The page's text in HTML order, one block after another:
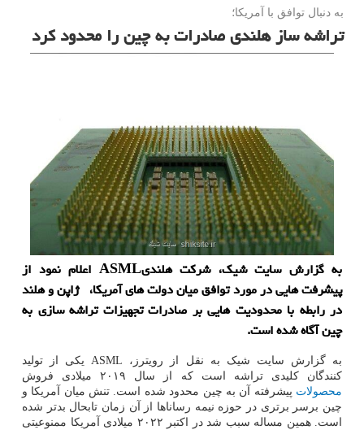
به دنبال توافق با آمریكا؛
تراشه ساز هلندی صادرات به چین را محدود کرد
به گزارش سایت شیک، شرکت هلندیASML اعلام نمود از
پیشرفت هایی در مورد توافق میان دولت های آمریکا، ژاپن و هلند
در رابطه با محدودیت هایی بر صادرات تجهیزات تراشه سازی به
چین آگاه شده است.
به گزارش سایت شیک به نقل از رویترز، ASML یکی از تولید
کنندگان کلیدی تراشه است که از سال ۲۰۱۹ میلادی فروش
محصولات پیشرفته آن به چین محدود شده است. تنش میان آمریکا و
چین برسر برتری در حوزه نیمه رساناها از آن زمان تابحال بدتر شده
است. همین مساله سبب شد در اکتبر ۲۰۲۲ میلادی آمریکا ممنوعیتی